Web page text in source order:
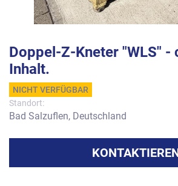
Doppel-Z-Kneter "WLS" -
Inhalt.
NICHT VERFÜGBAR
Standort:
Bad Salzuflen, Deutschland